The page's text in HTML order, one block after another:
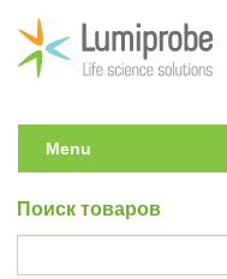
Menu
Поиск товаров